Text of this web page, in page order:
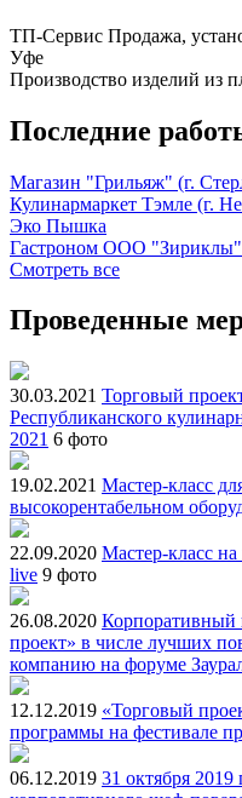
ТП-Сервис Продажа,
Уфе
Производство изделий из
Последние
Магазин "Грильяж" (г.
Кулинармаркет Тэмле (г.
Эко Пышка
Гастроном ООО "Зириклы"
Смотреть все
Проведенные
30.03.2021 Торговый
Республиканского
2021 6 фото
19.02.2021 Мастер-класс
высокорентабельном
22.09.2020 Мастер-класс
live 9 фото
26.08.2020 Корпоративный
проект» в числе лучших
компанию на форуме
12.12.2019 «Торговый
программы на фестивале
06.12.2019 31 октября 2019